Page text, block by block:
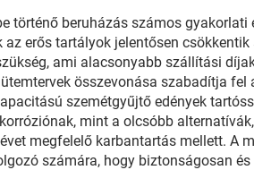
történő beruházás számos
az erős tartályok jelentősen
ami alacsonyabb szállítási
összevonása szabadítja
szemétgyűjtő edények
mint a olcsóbb
megfelelő karbantartás mellett. A
számára, hogy biztonságosan